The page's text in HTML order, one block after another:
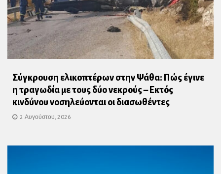
Σύγκρουση ελικοπτέρων στην Ψάθα: Πώς έγινε
η τραγωδία με τους δύο νεκρούς – Εκτός
κινδύνου νοσηλεύονται οι διασωθέντες
2 Αυγούστου, 2026